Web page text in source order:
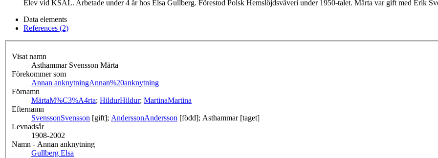
Elev vid KSAL. Arbetade under 4 år hos Elsa Gullberg. Förestod Polsk Hemslöjdsväveri under 1950-talet. Märta var gift med Erik
Data elements
References (2)
Visat namn
Asthammar Svensson Märta
Förekommer som
Annan anknytningAnnan%20anknytning
Förnamn
MärtaM%C3%A4rta; HildurHildur; MartinaMartina
Efternamn
SvenssonSvensson [gift]; AnderssonAndersson [född]; Asthammar [taget]
Levnadsår
1908-2002
Namn - Annan anknytning
Gullberg Elsa